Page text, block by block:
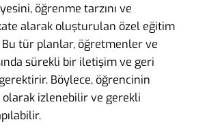
öğrenme tarzını ve
alarak oluşturulan özel eğitim
Bu tür planlar, öğretmenler ve
sürekli bir iletişim ve geri
Böylece, öğrencinin
izlenebilir ve gerekli